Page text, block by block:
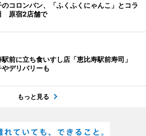
のコロンバン、「ふくふくにゃんこ」とコラ
原宿2店舗で
駅前に立ち食いすし店「恵比寿駅前寿司」
やデリバリーも
もっと見る